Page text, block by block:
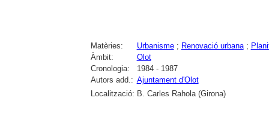
Matèries: Urbanisme; Renovació urbana;
Àmbit:
Olot
Cronologia:
1984 - 1987
Autors add.: Ajuntament d'Olot
Localització: B. Carles Rahola (Girona)